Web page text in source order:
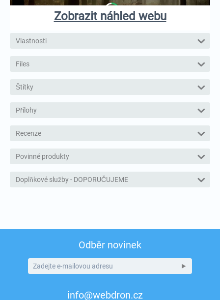
Zobrazit náhled webu
Vlastnosti
Files
Štítky
Přílohy
Recenze
Povinné produkty
Doplňkové služby - DOPORUČUJEME
Odběr novinek
info@webdron.cz